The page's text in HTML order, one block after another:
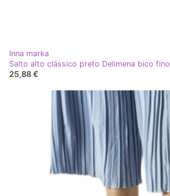
Inna marka
Salto alto clássico preto Delimena bico fino
25,88 €